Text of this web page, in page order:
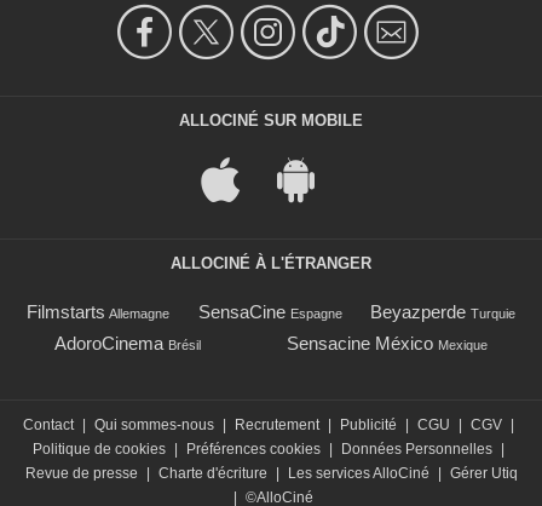
ALLOCINÉ SUR MOBILE
ALLOCINÉ À L'ÉTRANGER
Filmstarts Allemagne SensaCine Espagne Beyazperde Turquie
AdoroCinema Brésil Sensacine México Mexique
Contact Qui sommes-nous Recrutement Publicité CGU CGV
Politique de cookies
Préférences cookies Données Personnelles
Revue de presse
Charte d'écriture Les services AlloCiné
Gérer Utiq
©AlloCiné